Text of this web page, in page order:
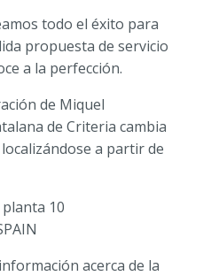
todo el éxito para
propuesta de servicio
a la perfección.
de Miquel
de Criteria cambia
a partir de
10
acerca de la